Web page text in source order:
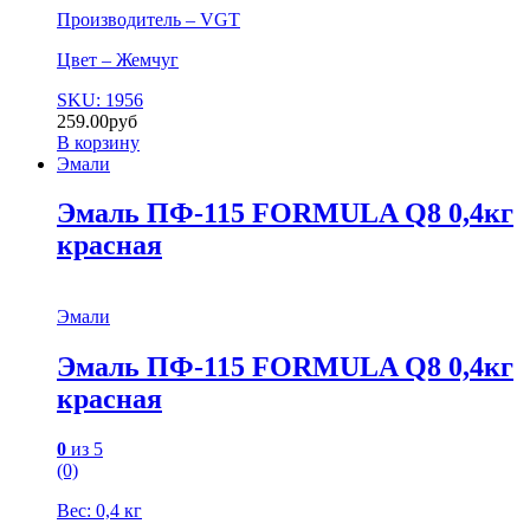
Производитель – VGT
Цвет – Жемчуг
SKU: 1956
259.00руб
В корзину
Эмали
Эмаль ПФ-115 FORMULA Q8 0,4кг
красная
Эмали
Эмаль ПФ-115 FORMULA Q8 0,4кг
красная
0 из 5
(0)
Вес: 0,4 кг